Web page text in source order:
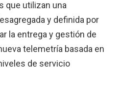
que utilizan una
y definida por
la entrega y gestión de
telemetría basada en
de servicio